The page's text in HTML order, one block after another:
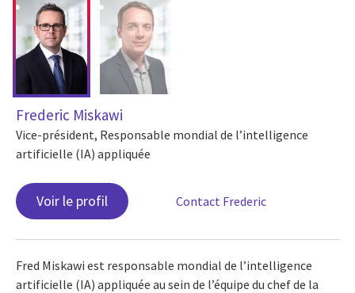
Frederic Miskawi
Vice-président, Responsable mondial de l’intelligence
artificielle (IA) appliquée
Voir le profil Contact Frederic
Fred Miskawi est responsable mondial de l’intelligence
artificielle (IA) appliquée au sein de l’équipe du chef de la